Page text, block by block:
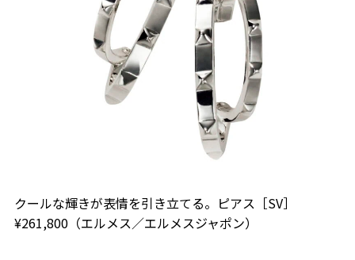
クールな輝きが表情を引き立てる。ピアス［SV］
¥261,800（エルメス／エルメスジャポン）